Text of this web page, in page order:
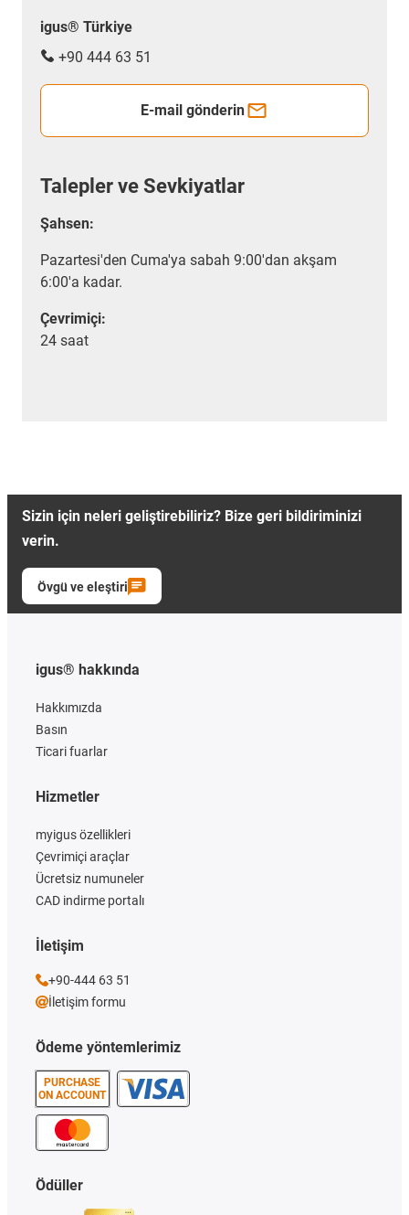
igus® Türkiye
+90 444 63 51
E-mail gönderin
Talepler ve Sevkiyatlar
Şahsen:
Pazartesi'den Cuma'ya sabah 9:00'dan akşam
6:00'a kadar.
Çevrimiçi:
24 saat
Sizin için neleri geliştirebiliriz? Bize geri bildiriminizi
verin.
Övgü ve eleştiri
igus® hakkında
Hakkımızda
Basın
Ticari fuarlar
Ödeme yöntemlerimiz
PURCHASE
ON ACCOUNT
Hizmetler
myigus özellikleri
Çevrimiçi araçlar
Ücretsiz numuneler
CAD indirme portalı
Ödüller
İletişim
+90-444 63 51
İletişim formu